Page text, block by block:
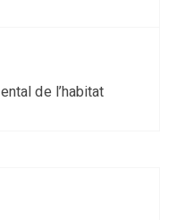
de l’habitat